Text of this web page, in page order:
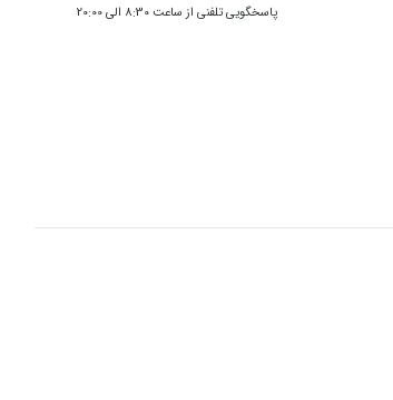
پاسخگویی تلفنی از ساعت 8:30 الی 20:00